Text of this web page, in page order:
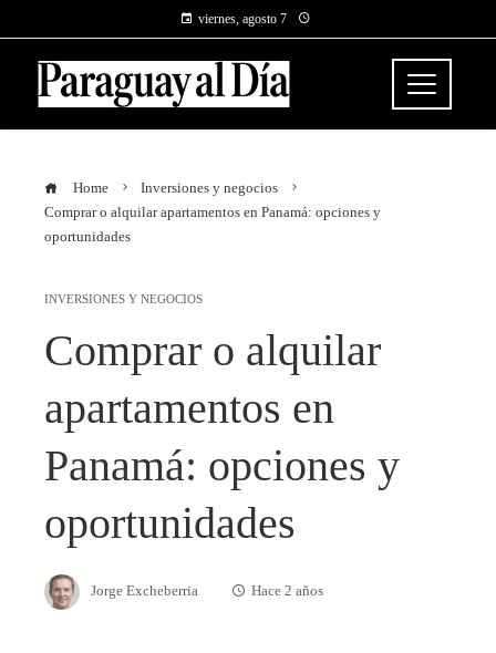
viernes, agosto 7
Home
Inversiones y negocios
Comprar o alquilar apartamentos en Panamá: opciones y
oportunidades
INVERSIONES Y NEGOCIOS
Comprar o alquilar
apartamentos en
Panamá: opciones y
oportunidades
Jorge Excheberria Hace 2 años